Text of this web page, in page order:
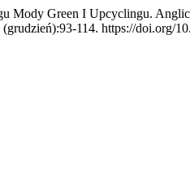
Mody Green I Upcyclingu.
(grudzień):93-114. https://doi.org/